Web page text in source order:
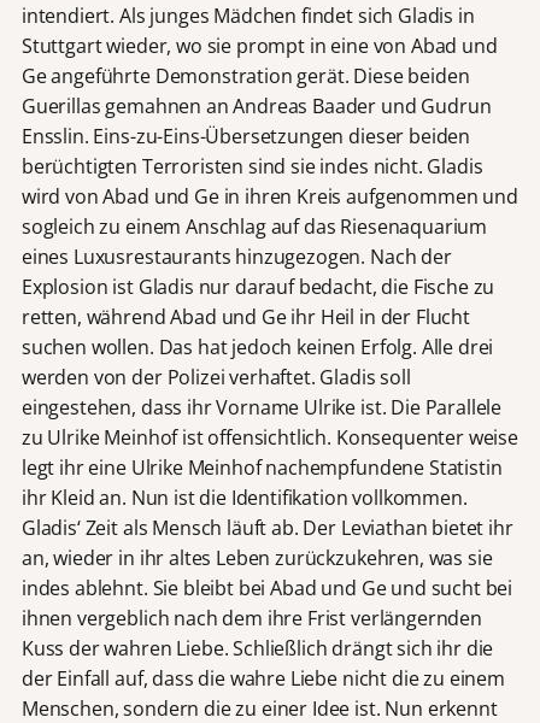
intendiert. Als junges Mädchen findet sich Gladis in
Stuttgart wieder, wo sie prompt in eine von Abad und
Ge angeführte Demonstration gerät. Diese beiden
Guerillas gemahnen an Andreas Baader und Gudrun
Ensslin. Eins-zu-Eins-Übersetzungen dieser beiden
berüchtigten Terroristen sind sie indes nicht. Gladis
wird von Abad und Ge in ihren Kreis aufgenommen und
sogleich zu einem Anschlag auf das Riesenaquarium
eines Luxusrestaurants hinzugezogen. Nach der
Explosion ist Gladis nur darauf bedacht, die Fische zu
retten, während Abad und Ge ihr Heil in der Flucht
suchen wollen. Das hat jedoch keinen Erfolg. Alle drei
werden von der Polizei verhaftet. Gladis soll
eingestehen, dass ihr Vorname Ulrike ist. Die Parallele
zu Ulrike Meinhof ist offensichtlich. Konsequenter weise
legt ihr eine Ulrike Meinhof nachempfundene Statistin
ihr Kleid an. Nun ist die Identifikation vollkommen.
Gladis‘ Zeit als Mensch läuft ab. Der Leviathan bietet ihr
an, wieder in ihr altes Leben zurückzukehren, was sie
indes ablehnt. Sie bleibt bei Abad und Ge und sucht bei
ihnen vergeblich nach dem ihre Frist verlängernden
Kuss der wahren Liebe. Schließlich drängt sich ihr die
der Einfall auf, dass die wahre Liebe nicht die zu einem
Menschen, sondern die zu einer Idee ist. Nun erkennt